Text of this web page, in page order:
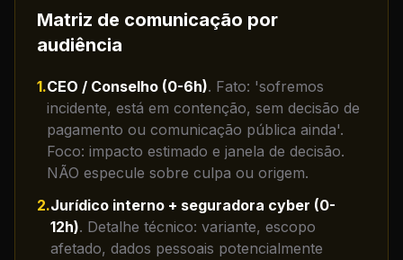
Matriz de comunicação por
audiência
1.CEO / Conselho (0-6h). Fato: 'sofremos
incidente, está em contenção, sem decisão de
pagamento ou comunicação pública ainda'.
Foco: impacto estimado e janela de decisão.
NÃO especule sobre culpa ou origem.
2.Jurídico interno + seguradora cyber (0-
12h). Detalhe técnico: variante, escopo
afetado, dados pessoais potencialmente